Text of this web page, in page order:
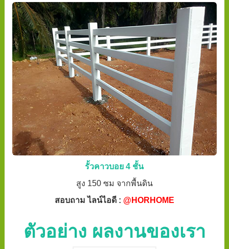
รั้วคาวบอย 4 ชั้น
สูง 150 ซม จากพื้นดิน
สอบถาม ไลน์ไอดี : @HORHOME
ตัวอย่าง ผลงานของเรา